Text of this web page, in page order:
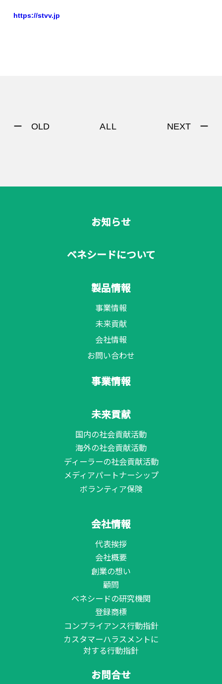
https://stvv.jp
ー OLD ALL NEXT ー
お知らせ
ベネシードについて
製品情報
事業情報
未来貢献
会社情報
お問い合わせ
事業情報
未来貢献
国内の社会貢献活動
海外の社会貢献活動
ディーラーの社会貢献活動
メディアパートナーシップ
ボランティア保険
会社情報
代表挨拶
会社概要
創業の想い
顧問
ベネシードの研究機関
登録商標
コンプライアンス行動指針
カスタマーハラスメントに
対する行動指針
お問合せ